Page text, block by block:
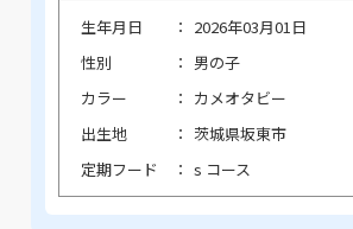
生年月日
2026年03月01日
性別
男の子
カラー
カメオタビー
出生地
茨城県坂東市
定期フード
s コース